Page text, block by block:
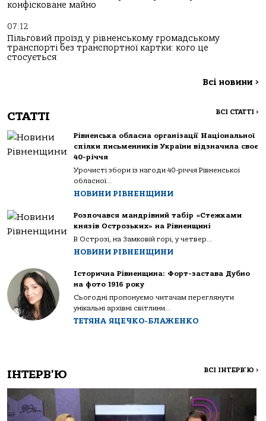
конфісковане майно
07:12
Пільговий проїзд у рівненському громадському
транспорті без транспортної картки: кого це
стосується
Всі новини >
СТАТТІ ВСІ СТАТТІ >
Рівненська обласна організації Національної
спілки письменників України відзначила своє
40-річчя
Урочисті збори із нагоди 40-річчя Рівненської
обласної...
НОВИНИ РІВНЕНЩИНИ
Розпочався мандрівний табір «Стежками
князів Острозьких» на Рівненщині
В Острозі, на Замковій горі, у четвер...
НОВИНИ РІВНЕНЩИНИ
Історична Рівненщина: Форт-застава Дубно
на фото 1916 року
Сьогодні пропонуємо читачам переглянути
унікальні архівні світлини...
ТЕТЯНА ЯЦЕЧКО-БЛАЖЕНКО
ІНТЕРВ'Ю ВСІ ІНТЕРВ'Ю >